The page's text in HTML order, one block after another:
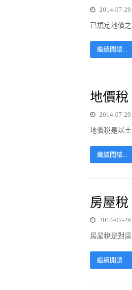
2014-07-29
已規定地價
繼續閱讀...
地價稅
2014-07-29
地價稅是以
繼續閱讀...
房屋稅
2014-07-29
房屋稅是對
繼續閱讀...